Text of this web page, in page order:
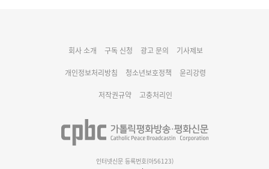
명동 미디어큐브 & 1898 미디어월 공모전 수상작 발표
회사 소개 구독 신청 광고 문의 기사제보
개인정보처리방침 청소년보호정책 윤리강령
저작권규약 고충처리인
인터넷신문 등록번호(아56123)